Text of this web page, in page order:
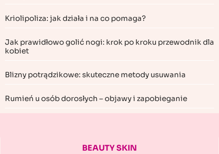
Kriolipoliza: jak działa i na co pomaga?
Jak prawidłowo golić nogi: krok po kroku przewodnik dla
kobiet
Blizny potrądzikowe: skuteczne metody usuwania
Rumień u osób dorosłych – objawy i zapobieganie
BEAUTY SKIN